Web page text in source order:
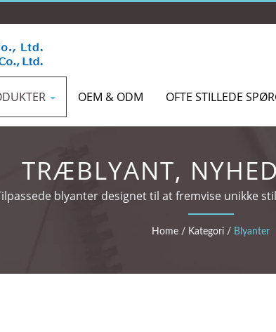
OEM & ODM OFTE STILLEDE
TRÆBLYANT,
blyanter designet til at fremvise unikke
Home / Kategori / Blyanter